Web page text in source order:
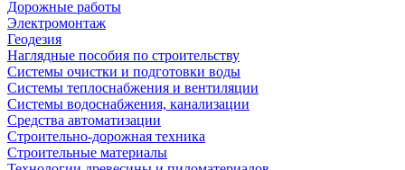
Дорожные работы
Электромонтаж
Геодезия
Наглядные пособия по строительству
Системы очистки и подготовки воды
Системы теплоснабжения и вентиляции
Системы водоснабжения, канализации
Средства автоматизации
Строительно-дорожная техника
Строительные материалы